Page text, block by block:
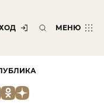
МЕНЮ